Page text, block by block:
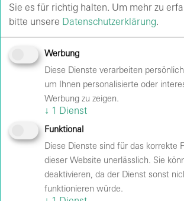
Joji - Last of a dying breed
Velodrom
Veranstalter:Live Nation
Sie es für richtig halten. Um mehr zu
bitte unsere Datenschutzerklärung.
Werbung
Diese Dienste verarbeiten
um Ihnen personalisierte oder
Werbung zu zeigen.
↓ 1 Dienst
Funktional
Diese Dienste sind für das korrekte
dieser Website unerlässlich. Sie
deaktivieren, da der Dienst sonst
funktionieren würde.